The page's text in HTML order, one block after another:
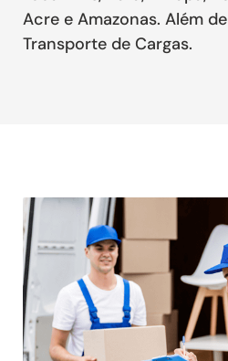
Acre e Amazonas. Além
Transporte de Cargas.